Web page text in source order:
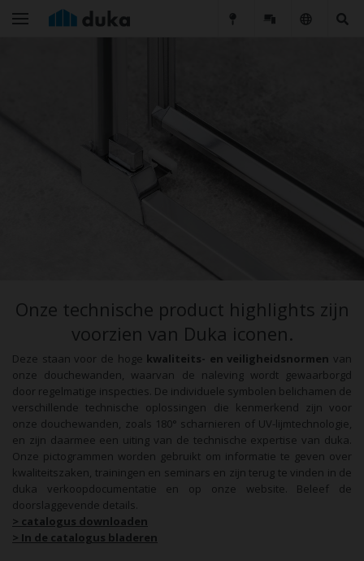
Onze technische product highlights zijn
voorzien van Duka iconen.
Deze staan voor de hoge kwaliteits- en veiligheidsnormen van
onze douchewanden, waarvan de naleving wordt gewaarborgd
door regelmatige inspecties. De individuele symbolen belichamen de
verschillende technische oplossingen die kenmerkend zijn voor
onze douchewanden, zoals 180° scharnieren of UV-lijmtechnologie,
en zijn daarmee een uiting van de technische expertise van duka.
Onze pictogrammen worden gebruikt om informatie te geven over
kwaliteitszaken, trainingen en seminars en zijn terug te vinden in de
duka verkoopdocumentatie en op onze website. Beleef de
doorslaggevende details.
> catalogus downloaden
> In de catalogus bladeren